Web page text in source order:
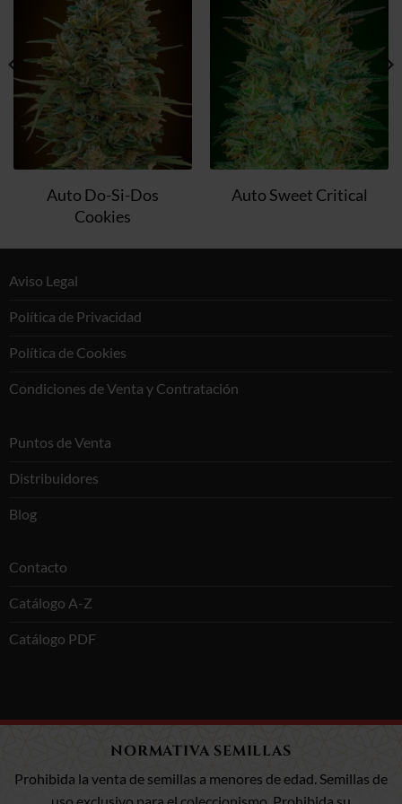
a la
lista de
deseos
Auto Do-Si-Dos
Cookies
a la
lista de
deseos
Auto Sweet Critical
Aviso Legal
Política de Privacidad
Política de Cookies
Condiciones de Venta y Contratación
Puntos de Venta
Distribuidores
Blog
Contacto
Catálogo A-Z
Catálogo PDF
NORMATIVA SEMILLAS
Prohibida la venta de semillas a menores de edad. Semillas de